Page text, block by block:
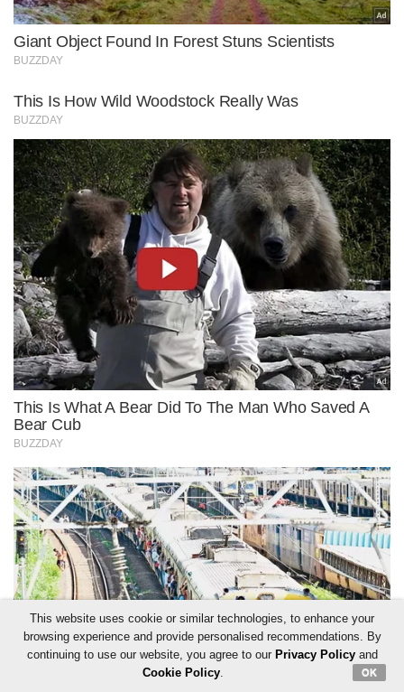
This website uses cookie or similar technologies, to enhance your
browsing experience and provide personalised recommendations. By
continuing to use our website, you agree to our Privacy Policyand
Cookie Policy. OK